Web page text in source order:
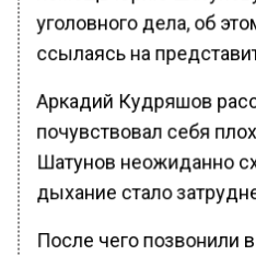
уголовного дела, об
ссылаясь на
Аркадий Кудряшов
почувствовал себя
Шатунов неожиданно
дыхание стало
После чего позвонили